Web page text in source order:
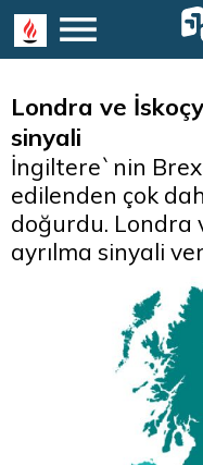
Londra ve
sinyali
İngiltere`nin
edilenden çok
doğurdu. Londra
ayrılma sinyali